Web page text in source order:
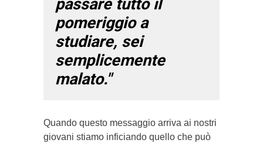
passare tutto il
pomeriggio a
studiare, sei
semplicemente
malato."
Quando questo messaggio arriva ai nostri
giovani stiamo inficiando quello che può